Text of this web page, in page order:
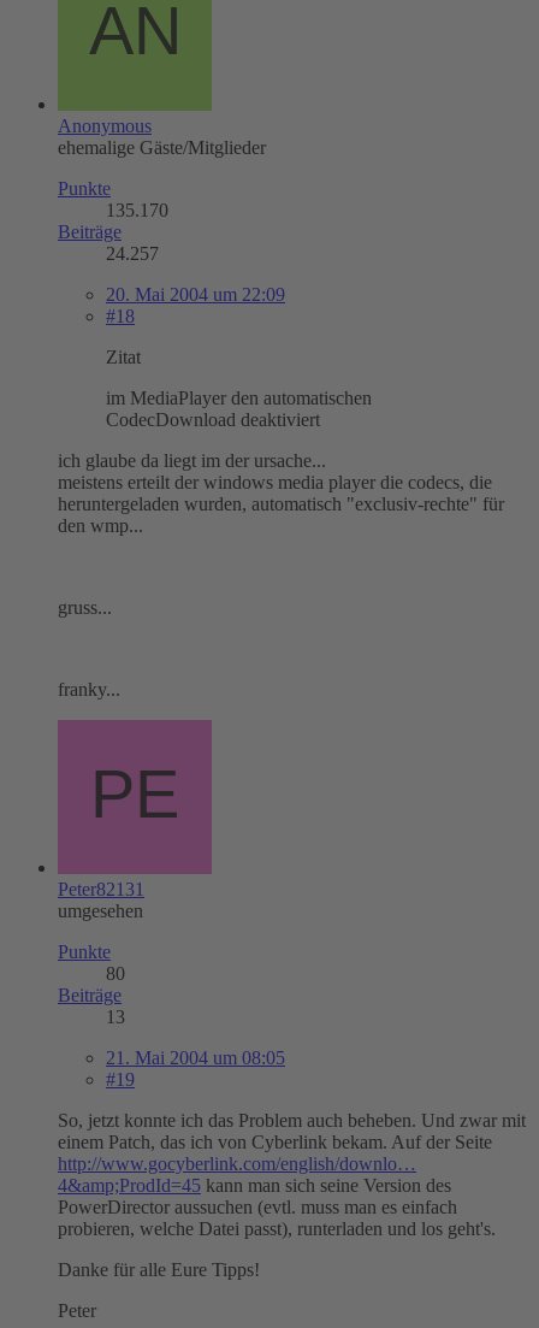
Anonymous
ehemalige Gäste/Mitglieder
Punkte
135.170
Beiträge
24.257
20. Mai 2004 um 22:09
#18
Zitat
im MediaPlayer den automatischen
CodecDownload deaktiviert
ich glaube da liegt im der ursache...
meistens erteilt der windows media player die codecs, die
heruntergeladen wurden, automatisch "exclusiv-rechte" für
den wmp...
gruss...
franky...
Peter82131
umgesehen
Punkte
80
Beiträge
13
21. Mai 2004 um 08:05
#19
So, jetzt konnte ich das Problem auch beheben. Und zwar mit
einem Patch, das ich von Cyberlink bekam. Auf der Seite
http://www.gocyberlink.com/english/downlo…
4&amp;ProdId=45 kann man sich seine Version des
PowerDirector aussuchen (evtl. muss man es einfach
probieren, welche Datei passt), runterladen und los geht's.
Danke für alle Eure Tipps!
Peter